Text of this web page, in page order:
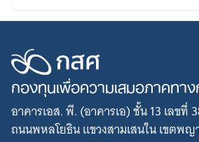
กองทุนเพื่อความเสมอภาคทา
อาคารเอส. พี. (อาคารเอ) ชั้น 13 เลขที่
ถนนพหลโยธิน แขวงสามเสนใน เขตพญ